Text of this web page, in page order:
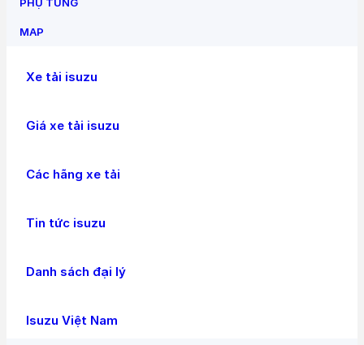
MAP
Xe tải isuzu
Giá xe tải isuzu
Các hãng xe tải
Tin tức isuzu
Danh sách đại lý
Isuzu Việt Nam